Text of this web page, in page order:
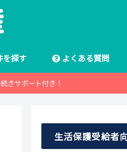
を探す よくある質問
きサポート付き！
生活保護受給者